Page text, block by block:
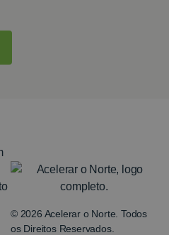
© 2026 Acelerar o Norte. Todos
os Direitos Reservados.